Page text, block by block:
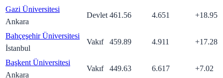
Gazi Üniversitesi
Ankara
Devlet 461.56 4.651 +18.95
Bahçeşehir Üniversitesi
İstanbul
Vakıf 459.89 4.911 +17.28
Başkent Üniversitesi
Ankara
Vakıf 449.63 6.617 +7.02